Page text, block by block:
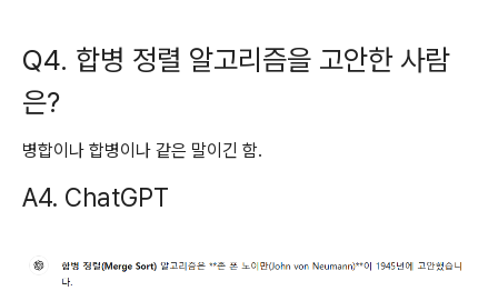
Q4. 합병 정렬 알고리즘을 고안한 사람
은?
병합이나 합병이나 같은 말이긴 함.
A4. ChatGPT